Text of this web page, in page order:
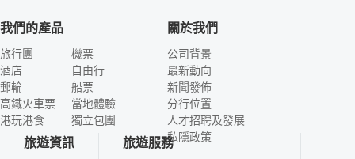
我們的產品
旅行團
酒店
郵輪
高鐵火車票
港玩港食
機票
自由行
船票
當地體驗
獨立包團
關於我們
公司背景
最新動向
新聞發佈
分行位置
人才招聘及發展
私隱政策
旅遊資訊 旅遊服務